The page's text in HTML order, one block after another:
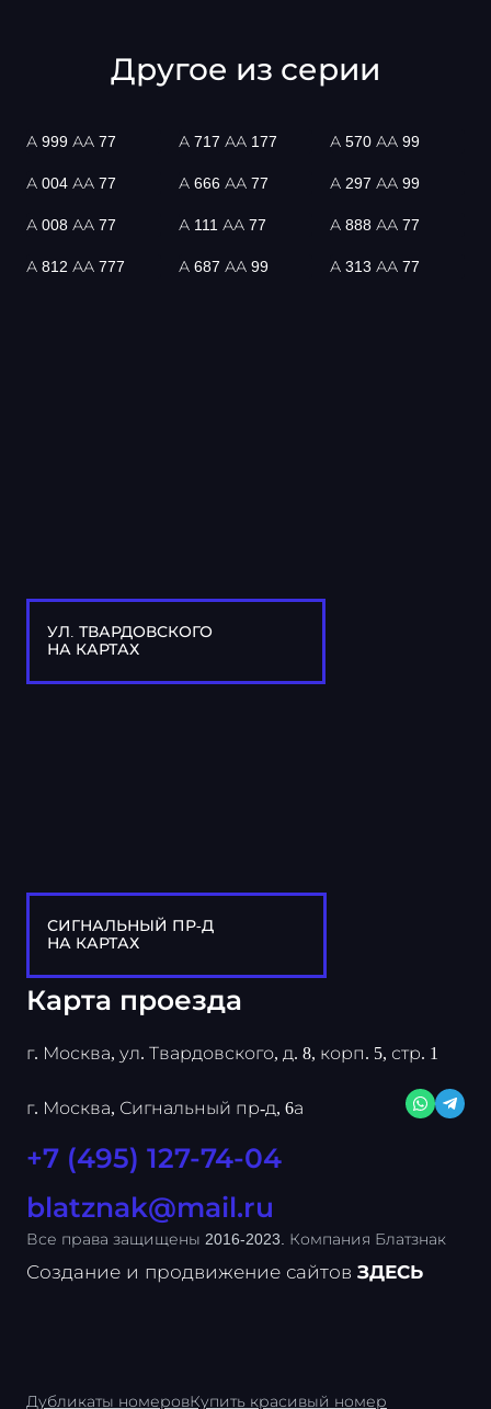
Другое из серии
А 999 АА 77 А 717 АА 177 А 570 АА 99
А 004 АА 77 А 666 АА 77 А 297 АА 99
А 008 АА 77 А 111 АА 77 А 888 АА 77
А 812 АА 777 А 687 АА 99 А 313 АА 77
УЛ. ТВАРДОВСКОГО
НА КАРТАХ
СИГНАЛЬНЫЙ ПР-Д
НА КАРТАХ
Карта проезда
г. Москва, ул. Твардовского, д. 8, корп. 5, стр. 1
г. Москва, Сигнальный пр-д, 6а
+7 (495) 127-74-04
blatznak@mail.ru
Все права защищены 2016-2023. Компания Блатзнак
Создание и продвижение сайтов ЗДЕСЬ
Дубликаты номеровКупить красивый номер